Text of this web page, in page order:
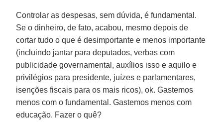
Controlar as despesas, sem dúvida, é fundamental.
Se o dinheiro, de fato, acabou, mesmo depois de
cortar tudo o que é desimportante e menos importante
(incluindo jantar para deputados, verbas com
publicidade governamental, auxílios isso e aquilo e
privilégios para presidente, juízes e parlamentares,
isenções fiscais para os mais ricos), ok. Gastemos
menos com o fundamental. Gastemos menos com
educação. Fazer o quê?